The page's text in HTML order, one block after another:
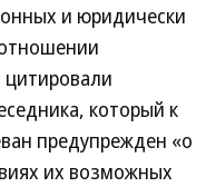
и юридически
цитировали
который к
предупрежден «о
их возможных